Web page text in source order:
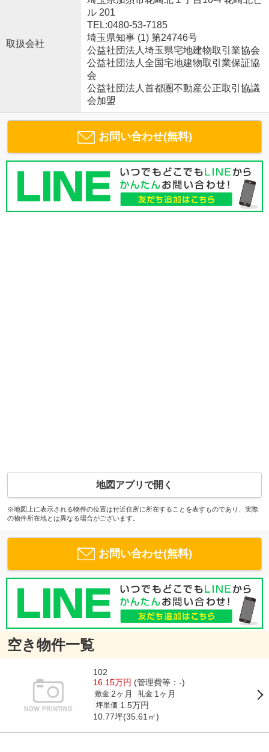
取扱会社
ル 201
TEL:0480-53-7185
埼玉県知事 (1) 第24746号
公益社団法人埼玉県宅地建物取引業協会
公益社団法人全国宅地建物取引業保証協
会
公益社団法人首都圏不動産公正取引協議
会加盟
お問い合わせ(無料)
地図アプリで開く
※地図上に表示される物件の位置は付近住所に所在することを表すものであり、実際
の物件所在地とは異なる場合がございます。
お問い合わせ(無料)
空き物件一覧
102
16.15万円 (管理費等：-)
敷金 2ヶ月 礼金 1ヶ月
坪単価 1.5万円
10.77坪(35.61㎡)